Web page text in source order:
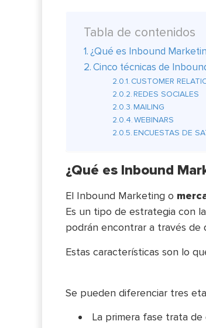
Tabla de contenidos
¿Qué es Inbound
Cinco técnicas de
CUSTOMER
REDES SOCIALES
MAILING
WEBINARS
ENCUESTAS DE
¿Qué es Inbound
El Inbound Marketing o
Es un tipo de estrategia con
podrán encontrar a través de
Estas características son lo
Se pueden diferenciar tres
La primera fase trata